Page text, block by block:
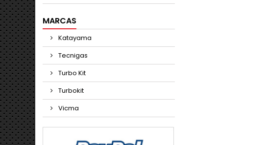
MARCAS
Katayama
Tecnigas
Turbo Kit
Turbokit
Vicma